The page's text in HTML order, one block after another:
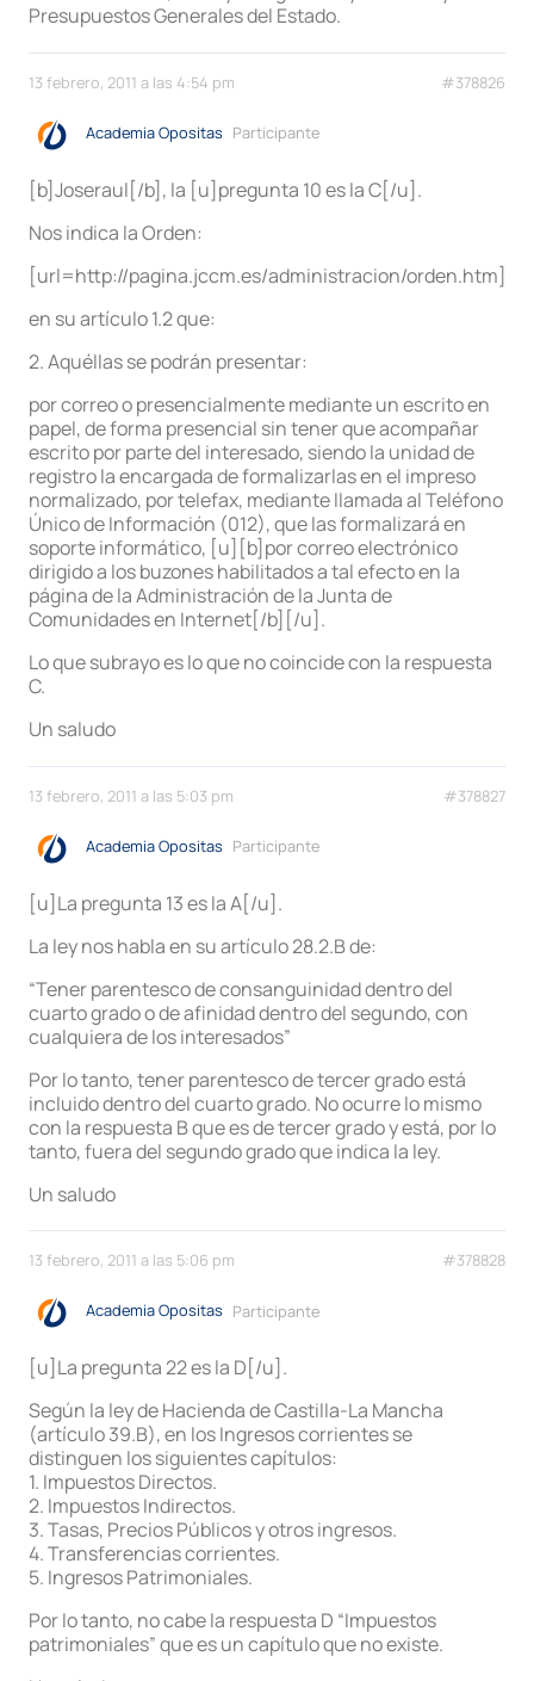
Presupuestos Generales del Estado.
13 febrero, 2011 a las 4:54 pm #378826
Academia Opositas Participante
[b]Joseraul[/b], la [u]pregunta 10 es la C[/u].
Nos indica la Orden:
[url=http://pagina.jccm.es/administracion/
en su artículo 1.2 que:
2. Aquéllas se podrán presentar:
por correo o presencialmente mediante un escrito en
papel, de forma presencial sin tener que acompañar
escrito por parte del interesado, siendo la unidad de
registro la encargada de formalizarlas en el impreso
normalizado, por telefax, mediante llamada al Teléfono
Único de Información (012), que las formalizará en
soporte informático, [u][b]por correo electrónico
dirigido a los buzones habilitados a tal efecto en la
página de la Administración de la Junta de
Comunidades en Internet[/b][/u].
Lo que subrayo es lo que no coincide con la respuesta
C.
Un saludo
13 febrero, 2011 a las 5:03 pm #378827
Academia Opositas Participante
[u]La pregunta 13 es la A[/u].
La ley nos habla en su artículo 28.2.B de:
“Tener parentesco de consanguinidad dentro del
cuarto grado o de afinidad dentro del segundo, con
cualquiera de los interesados”
Por lo tanto, tener parentesco de tercer grado está
incluido dentro del cuarto grado. No ocurre lo mismo
con la respuesta B que es de tercer grado y está, por lo
tanto, fuera del segundo grado que indica la ley.
Un saludo
13 febrero, 2011 a las 5:06 pm #378828
Academia Opositas Participante
[u]La pregunta 22 es la D[/u].
Según la ley de Hacienda de Castilla-La Mancha
(artículo 39.B), en los Ingresos corrientes se
distinguen los siguientes capítulos:
1. Impuestos Directos.
2. Impuestos Indirectos.
3. Tasas, Precios Públicos y otros ingresos.
4. Transferencias corrientes.
5. Ingresos Patrimoniales.
Por lo tanto, no cabe la respuesta D “Impuestos
patrimoniales” que es un capítulo que no existe.